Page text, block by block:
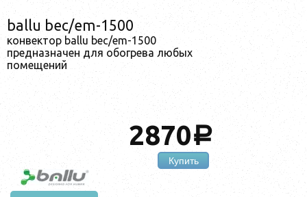
ballu bec/em-1500
конвектор ballu bec/em-1500
предназначен для обогрева любых
помещений
2870a
Купить